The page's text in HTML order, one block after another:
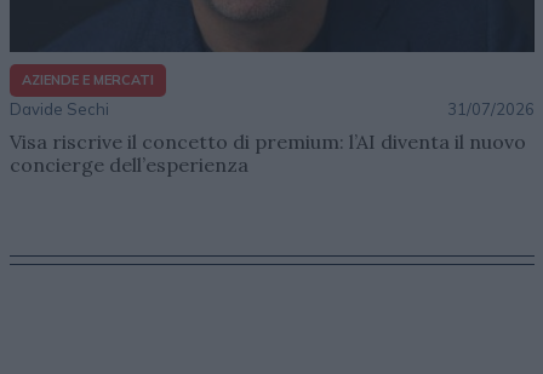
AZIENDE E MERCATI
Davide Sechi 31/07/2026
Visa riscrive il concetto di premium: l’AI diventa il nuovo
concierge dell’esperienza